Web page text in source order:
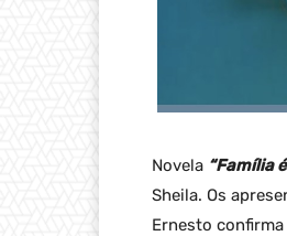
Novela “Família
Sheila. Os
Ernesto